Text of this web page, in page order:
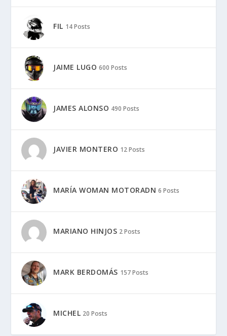
FIL 14 Posts
JAIME LUGO 600 Posts
JAMES ALONSO 490 Posts
JAVIER MONTERO 12 Posts
MARÍA WOMAN MOTORADN 6 Posts
MARIANO HINJOS 2 Posts
MARK BERDOMÁS 157 Posts
MICHEL 20 Posts